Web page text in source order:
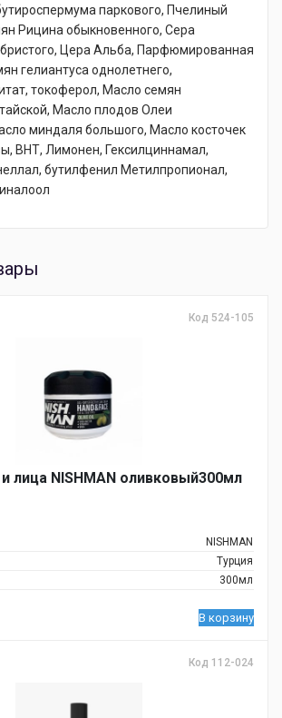
паркового, Пчелиный
Рицина обыкновенного, Сера
Цера Альба, Парфюмированная
гелиантуса однолетнего,
токоферол, Масло семян
Масло плодов Олеи
миндаля большого, Масло косточек
ВНТ, Лимонен, Гексилциннамал,
бутилфенил Метилпропионал,
Код 524-105
лица NISHMAN оливковый300мл
NISHMAN
Турция
300мл
В корзину
Код 112-024